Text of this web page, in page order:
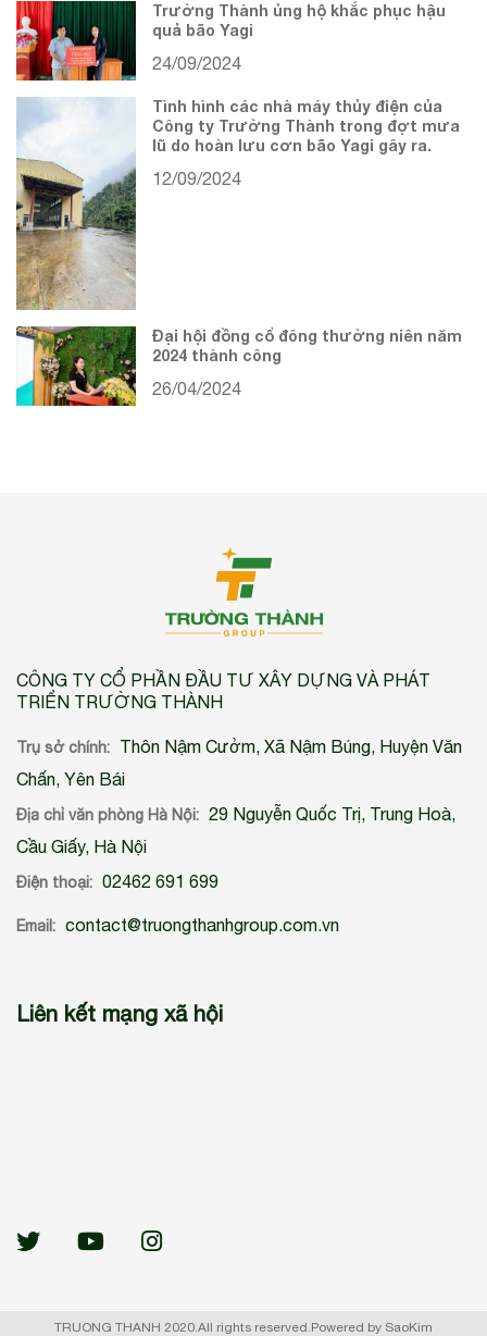
Trường Thành ủng hộ khắc phục hậu
quả bão Yagi
24/09/2024
Tình hình các nhà máy thủy điện của
Công ty Trường Thành trong đợt mưa
lũ do hoàn lưu cơn bão Yagi gây ra.
12/09/2024
Đại hội đồng cổ đông thường niên năm
2024 thành công
26/04/2024
CÔNG TY CỔ PHẦN ĐẦU TƯ XÂY DỰNG VÀ PHÁT
TRIỂN TRƯỜNG THÀNH
Trụ sở chính:
Thôn Nậm Cưởm, Xã Nậm Búng, Huyện Văn
Chấn, Yên Bái
Địa chỉ văn phòng Hà Nội: 29 Nguyễn Quốc Trị, Trung Hoà,
Cầu Giấy, Hà Nội
Điện thoại: 02462 691 699
Email: contact@truongthanhgroup.com.vn
Liên kết mạng xã hội
TRUONG THANH 2020.All rights reserved.Powered by SaoKim